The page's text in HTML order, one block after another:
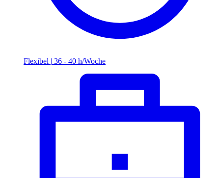
Flexibel | 36 - 40 h/Woche